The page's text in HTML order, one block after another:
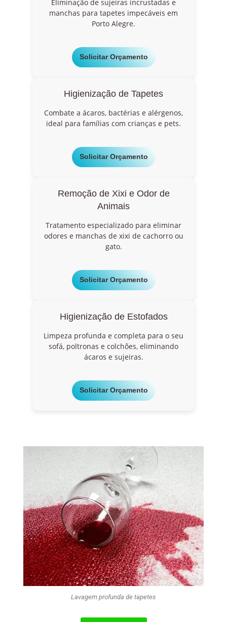
Eliminação de sujeiras incrustadas e
manchas para tapetes impecáveis em
Porto Alegre.
Solicitar Orçamento
Higienização de Tapetes
Combate a ácaros, bactérias e alérgenos,
ideal para famílias com crianças e pets.
Solicitar Orçamento
Remoção de Xixi e Odor de
Animais
Tratamento especializado para eliminar
odores e manchas de xixi de cachorro ou
gato.
Solicitar Orçamento
Higienização de Estofados
Limpeza profunda e completa para o seu
sofá, poltronas e colchões, eliminando
ácaros e sujeiras.
Solicitar Orçamento
Lavagem profunda de tapetes